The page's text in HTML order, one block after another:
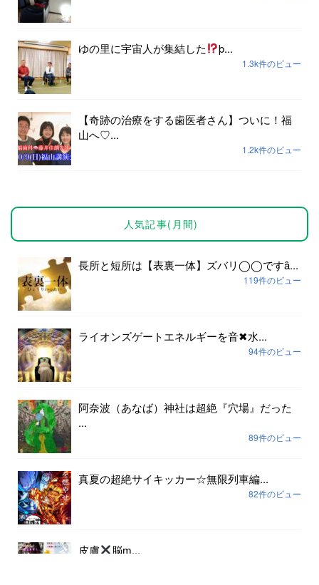
ゆの里に宇宙人が集結した þ...
1.3k件のビュー
【奇跡の治療をする歯医者さん】ついに！福
山へ♡...
1.2k件のビュー
人気記事(月間)
長所と短所は【表裏一体】ズバリ◯◯ですȃ...
119件のビュー
ライオンズゲートエネルギーを音✖︎水...
94件のビュー
阿奈波（あなば）神社は超絶『穴場』だった
...
89件のビュー
真夏の超絶サイキッカー☆無限列車編...
82件のビュー
皮膚 脳ɱ...